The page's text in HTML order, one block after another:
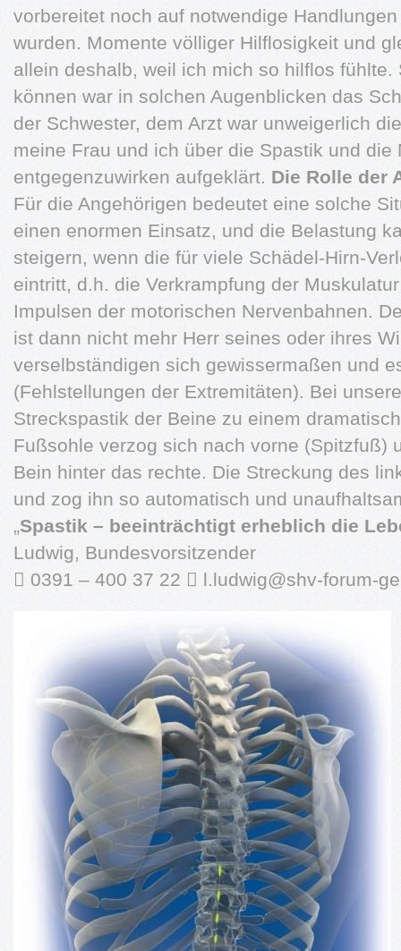
vorbereitet noch auf notwendige
wurden. Momente völliger Hilflosigkeit und
allein deshalb, weil ich mich so hilflos fühlte.
können war in solchen Augenblicken das
der Schwester, dem Arzt war unweigerlich
meine Frau und ich über die Spastik und
entgegenzuwirken aufgeklärt. Die Rolle der
Für die Angehörigen bedeutet eine solche
einen enormen Einsatz, und die Belastung
steigern, wenn die für viele Schädel-Hirn-
eintritt, d.h. die Verkrampfung der
Impulsen der motorischen Nervenbahnen.
ist dann nicht mehr Herr seines oder ihres
verselbständigen sich gewissermaßen und
(Fehlstellungen der Extremitäten). Bei
Streckspastik der Beine zu einem
Fußsohle verzog sich nach vorne (Spitzfuß)
Bein hinter das rechte. Die Streckung des
und zog ihn so automatisch und
„Spastik – beeinträchtigt erheblich die
Ludwig, Bundesvorsitzender
 0391 – 400 37 22  l.ludwig@shv-forum-